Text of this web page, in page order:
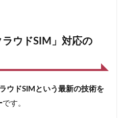
ウドSIM」対応の
ウドSIMという最新の技術を
です。